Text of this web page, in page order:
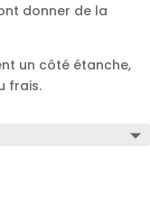
donner de la
un côté étanche,
frais.